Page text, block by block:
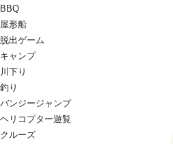
BBQ
屋形船
脱出ゲーム
キャンプ
川下り
釣り
バンジージャンプ
ヘリコプター遊覧
クルーズ